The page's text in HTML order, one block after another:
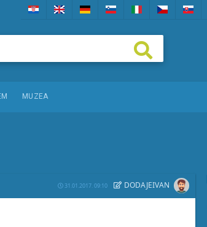
MUZEA
31.01.2017. 09:10 DODAJEIVAN